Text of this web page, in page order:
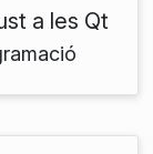
a les Qt